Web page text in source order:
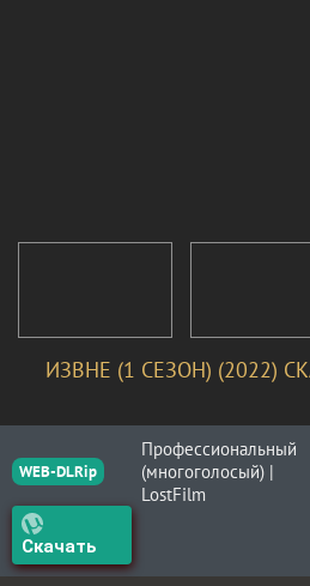
ИЗВНЕ (1 СЕЗОН) (2022)
WEB-DLRip
Профессиональный
(многоголосый) |
LostFilm
Скачать